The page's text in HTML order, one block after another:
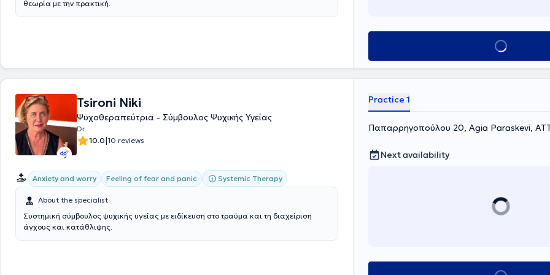
θεωρία με την πρακτική.
Book appointment
Tsironi Niki
Ψυχοθεραπεύτρια - Σύμβουλος Ψυχικής Υγείας
Dr.
10.0|10 reviews
Anxiety and worry Feeling of fear and panic Systemic Therapy
About the specialist
Συστημική σύμβουλος ψυχικής υγείας με ειδίκευση στο τραύμα και τη διαχείριση
άγχους και κατάθλιψης.
Practice 1
Παπαρρηγοπούλου 20, Agia Paraskevi,
Next availability